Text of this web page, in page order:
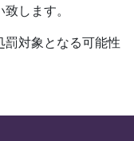
します。
罰対象となる可能性